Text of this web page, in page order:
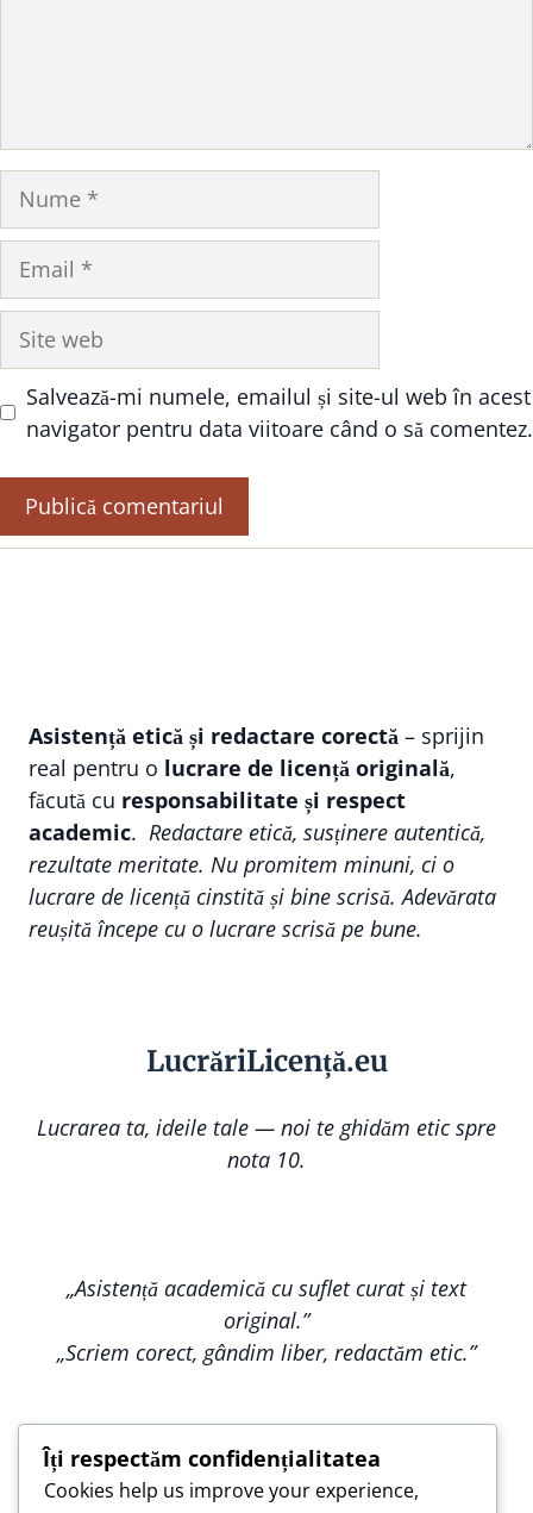
Site
web
Salvează-mi numele, emailul și site-ul web în acest
navigator pentru data viitoare când o să comentez.
Asistență etică și redactare corectă – sprijin
real pentru o lucrare de licență originală,
făcută cu responsabilitate și respect
academic. Redactare etică, susținere autentică,
rezultate meritate. Nu promitem minuni, ci o
lucrare de licență cinstită și bine scrisă. Adevărata
reușită începe cu o lucrare scrisă pe bune.
LucrăriLicență.eu
Lucrarea ta, ideile tale — noi te ghidăm etic spre
nota 10.
„Asistență academică cu suflet curat și text
original.”
„Scriem corect, gândim liber, redactăm etic.”
„Construim împreună, nu copiem — pentru o
Îți respectăm confidențialitatea
Cookies help us improve your experience,